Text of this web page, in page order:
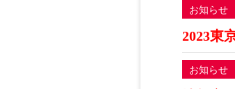
お知らせ
2023東
お知らせ